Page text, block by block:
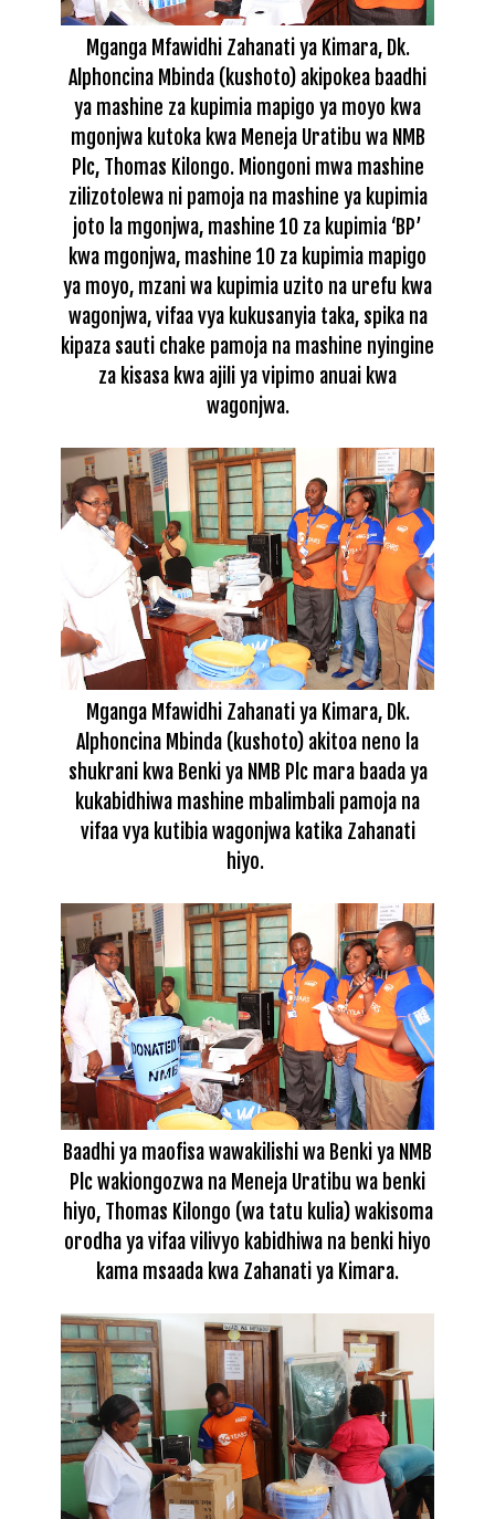
Mganga Mfawidhi Zahanati ya Kimara, Dk.
Alphoncina Mbinda (kushoto) akipokea baadhi
ya mashine za kupimia mapigo ya moyo kwa
mgonjwa kutoka kwa Meneja Uratibu wa NMB
Plc, Thomas Kilongo. Miongoni mwa mashine
zilizotolewa ni pamoja na mashine ya kupimia
joto la mgonjwa, mashine 10 za kupimia ‘BP’
kwa mgonjwa, mashine 10 za kupimia mapigo
ya moyo, mzani wa kupimia uzito na urefu kwa
wagonjwa, vifaa vya kukusanyia taka, spika na
kipaza sauti chake pamoja na mashine nyingine
za kisasa kwa ajili ya vipimo anuai kwa
wagonjwa.
Mganga Mfawidhi Zahanati ya Kimara, Dk.
Alphoncina Mbinda (kushoto) akitoa neno la
shukrani kwa Benki ya NMB Plc mara baada ya
kukabidhiwa mashine mbalimbali pamoja na
vifaa vya kutibia wagonjwa katika Zahanati
hiyo.
Baadhi ya maofisa wawakilishi wa Benki ya NMB
Plc wakiongozwa na Meneja Uratibu wa benki
hiyo, Thomas Kilongo (wa tatu kulia) wakisoma
orodha ya vifaa vilivyo kabidhiwa na benki hiyo
kama msaada kwa Zahanati ya Kimara.